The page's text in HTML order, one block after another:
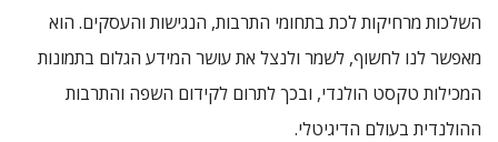
השלכות מרחיקות לכת בתחומי התרבות, הנגישות והעסקים. הוא
מאפשר לנו לחשוף, לשמר ולנצל את עושר המידע הגלום בתמונות
המכילות טקסט הולנדי, ובכך לתרום לקידום השפה והתרבות
ההולנדית בעולם הדיגיטלי.